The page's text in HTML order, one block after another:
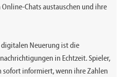
Chats austauschen und ihre
Neuerung ist die
in Echtzeit. Spieler,
sofort informiert, wenn ihre Zahlen